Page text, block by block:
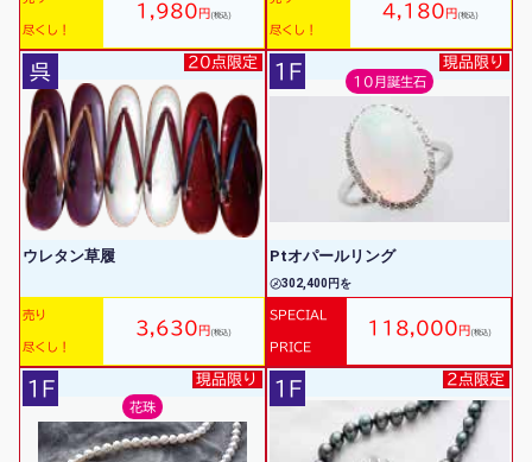
尽くし！
1,980 円 (税込)
尽くし！
4,180 円 (税込)
呉 20点限定
ウレタン草履
売り
尽くし！
3,630 円 (税込)
1F 現品限り
10月誕生石
Ptオパールリング
㋱302,400円を
SPECIAL
PRICE
118,000 円 (税込)
1F 現品限り
花珠
1F 2点限定